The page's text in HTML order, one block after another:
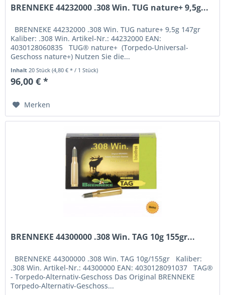
BRENNEKE 44232000 .308 Win. TUG nature+ 9,5g...
BRENNEKE 44232000 .308 Win. TUG nature+ 9,5g 147gr
Kaliber: .308 Win. Artikel-Nr.: 44232000 EAN:
4030128060835 TUG® nature+ (Torpedo-Universal-
Geschoss­ nature+) Nutzen Sie die...
Inhalt20 Stück(4,80 € * / 1 Stück)
96,00 € *
Merken
BRENNEKE 44300000 .308 Win. TAG 10g 155gr...
BRENNEKE 44300000 .308 Win. TAG 10g/155gr Kaliber:
.308 Win. Artikel-Nr.: 44300000 EAN: 4030128091037 TAG®
- Torpedo-Alternativ-Geschoss Das Original BRENNEKE
Torpedo-Alternativ-Geschoss...